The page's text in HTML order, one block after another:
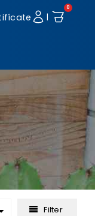
|
0
Filter